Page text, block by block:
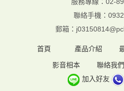
聯絡手機：
郵箱：
首頁 產品介紹
影音相本 聯絡我們
加入好友